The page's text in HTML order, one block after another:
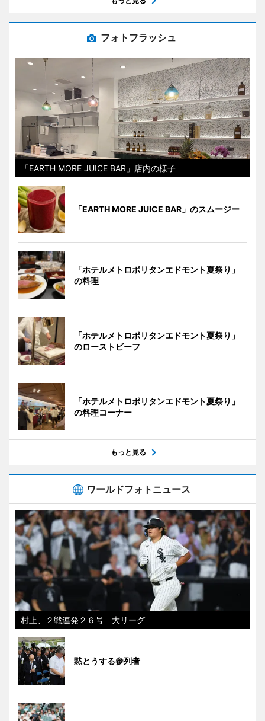
フォトフラッシュ
「EARTH MORE JUICE BAR」店内の様子
「EARTH MORE JUICE BAR」のスムージー
「ホテルメトロポリタンエドモント夏祭り」
の料理
「ホテルメトロポリタンエドモント夏祭り」
のローストビーフ
「ホテルメトロポリタンエドモント夏祭り」
の料理コーナー
もっと見る
ワールドフォトニュース
村上、２戦連発２６号 大リーグ
黙とうする参列者